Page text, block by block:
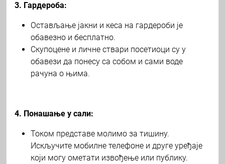
3. Гардероба:
Остављање јакни и кеса на гардероби је
обавезно и бесплатно.
Скупоцене и личне ствари посетиоци су у
обавези да понесу са собом и сами воде
рачуна о њима.
4. Понашање у сали:
Током представе молимо за тишину.
Искључите мобилне телефоне и друге уређаје
који могу ометати извођење или публику.